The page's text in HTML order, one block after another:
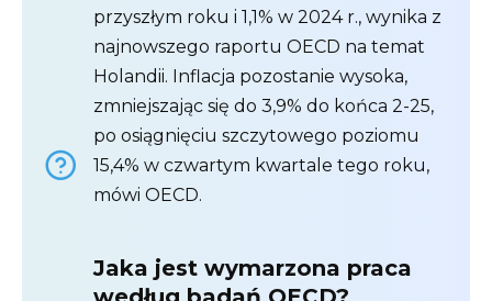
przyszłym roku i 1,1% w 2024 r., wynika z
najnowszego raportu OECD na temat
Holandii. Inflacja pozostanie wysoka,
zmniejszając się do 3,9% do końca 2-25,
po osiągnięciu szczytowego poziomu
15,4% w czwartym kwartale tego roku,
mówi OECD.
Jaka jest wymarzona praca